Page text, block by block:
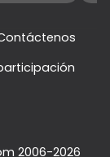
2006-2026